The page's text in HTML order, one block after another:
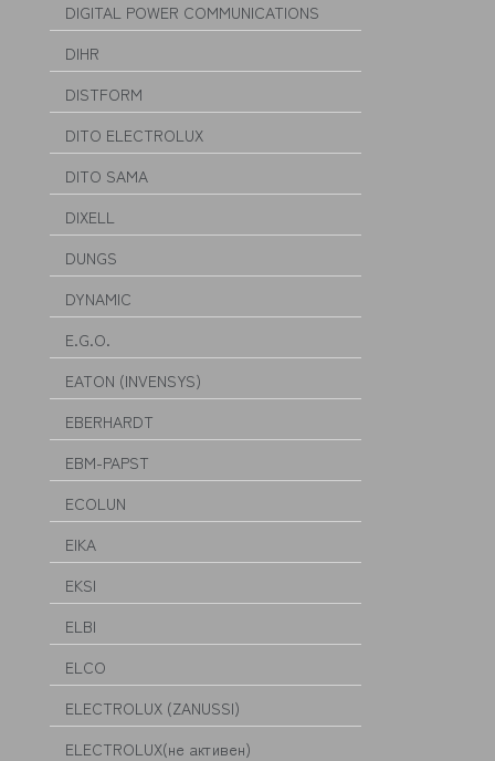
DIGITAL POWER COMMUNICATIONS
DIHR
DISTFORM
DITO ELECTROLUX
DITO SAMA
DIXELL
DUNGS
DYNAMIC
E.G.O.
EATON (INVENSYS)
EBERHARDT
EBM-PAPST
ECOLUN
EIKA
EKSI
ELBI
ELCO
ELECTROLUX (ZANUSSI)
ELECTROLUX(не активен)